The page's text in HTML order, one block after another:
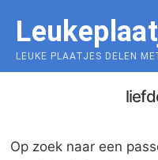
content
LEUKE PLAATJES DELEN
Op zoek naar een